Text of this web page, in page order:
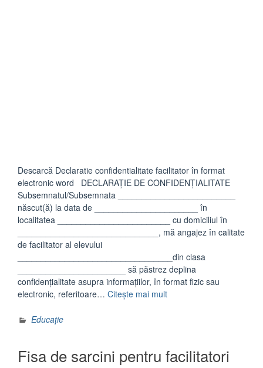
Descarcă Declaratie confidentialitate facilitator în format
electronic word DECLARAȚIE DE CONFIDENȚIALITATE
Subsemnatul/Subsemnata _________________________
născut(ă) la data de ______________________ în
localitatea ________________________ cu domiciliul în
______________________________, mă angajez în calitate
de facilitator al elevului
_________________________________din clasa
_______________________ să păstrez deplina
confidențialitate asupra informațiilor, în format fizic sau
electronic, referitoare… Citește mai mult„Declaratie
Educație
Fisa de sarcini pentru facilitatori